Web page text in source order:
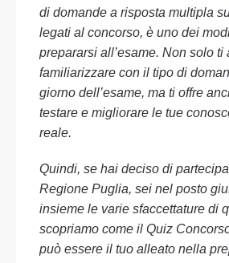
di domande a risposta multipla
legati al concorso, è uno dei
prepararsi all’esame. Non solo ti
familiarizzare con il tipo di
giorno dell’esame, ma ti offre
testare e migliorare le tue
reale.
Quindi, se hai deciso di
Regione Puglia, sei nel posto
insieme le varie sfaccettature di
scopriamo come il Quiz
può essere il tuo alleato nella